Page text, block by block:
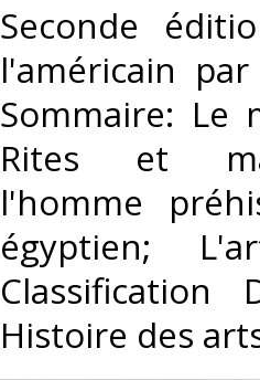
‎Seconde
l'américain
Sommaire: Le
Rites et
l'homme
égyptien;
Classification
Histoire des